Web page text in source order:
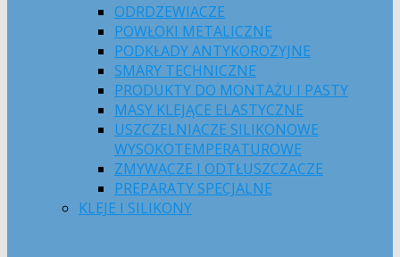
ODRDZEWIACZE
POWŁOKI METALICZNE
PODKŁADY ANTYKOROZYJNE
SMARY TECHNICZNE
PRODUKTY DO MONTAŻU I PASTY
MASY KLEJĄCE ELASTYCZNE
USZCZELNIACZE SILIKONOWE
WYSOKOTEMPERATUROWE
ZMYWACZE I ODTŁUSZCZACZE
PREPARATY SPECJALNE
KLEJE I SILIKONY